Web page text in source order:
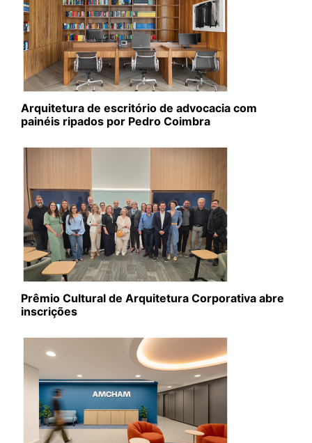
Arquitetura de escritório de advocacia com
painéis ripados por Pedro Coimbra
Prêmio Cultural de Arquitetura Corporativa abre
inscrições